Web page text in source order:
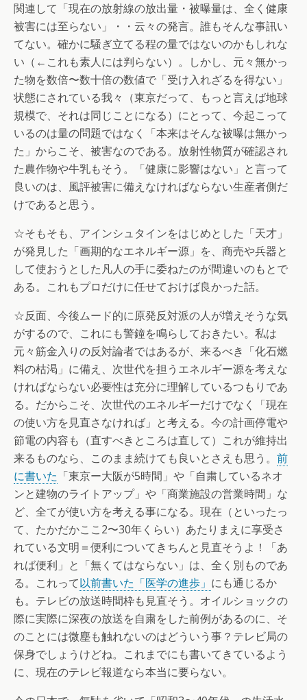
関連して「現在の放射線の放出量・被曝量は、全く健康
被害には至らない」・・云々の発言。誰もそんな事訊い
てない。確かに騒ぎ立てる程の量ではないのかもしれな
い（←これも素人には判らない）。しかし、元々無かっ
た物を数倍〜数十倍の数値で「受け入れざるを得ない」
状態にされている我々（東京だって、もっと言えば地球
規模で、それは同じことになる）にとって、今起こって
いるのは量の問題ではなく「本来はそんな被曝は無かっ
た」からこそ、被害なのである。放射性物質が確認され
た農作物や牛乳もそう。「健康に影響はない」と言って
良いのは、風評被害に備えなければならない生産者側だ
けであると思う。
☆そもそも、アインシュタインをはじめとした「天才」
が発見した「画期的なエネルギー源」を、商売や兵器と
して使おうとした凡人の手に委ねたのが間違いのもとで
ある。これもプロだけに任せておけば良かった話。
☆反面、今後ムード的に原発反対派の人が増えそうな気
がするので、これにも警鐘を鳴らしておきたい。私は
元々筋金入りの反対論者ではあるが、来るべき「化石燃
料の枯渇」に備え、次世代を担うエネルギー源を考えな
ければならない必要性は充分に理解しているつもりであ
る。だからこそ、次世代のエネルギーだけでなく「現在
の使い方を見直さなければ」と考える。今の計画停電や
節電の内容も（直すべきところは直して）これが維持出
来るものなら、このまま続けても良いとさえも思う。 前
に書いた 「東京ー大阪が5時間」や「自粛しているネオ
ンと建物のライトアップ」や「商業施設の営業時間」な
ど、全てが使い方を考える事になる。現在（といったっ
て、たかだかここ2〜30年くらい）あたりまえに享受さ
れている文明＝便利についてきちんと見直そうよ！「あ
れば便利」と「無くてはならない」は、全く別ものであ
る。これって以前書いた「医学の進歩」 にも通じるか
も。テレビの放送時間枠も見直そう。オイルショックの
際に実際に深夜の放送を自粛をした前例があるのに、そ
のことには微塵も触れないのはどういう事？テレビ局の
保身でしょうけどね。これまでにも書いてきているよう
に、現在のテレビ報道なら本当に要らない。